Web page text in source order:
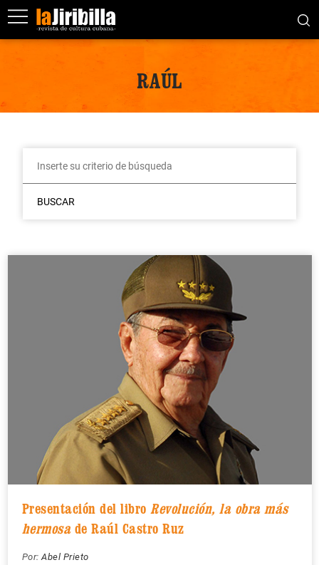
RAÚL
BUSCAR
Presentación del libro Revolución, la obra más
hermosade Raúl Castro Ruz
Por: Abel Prieto